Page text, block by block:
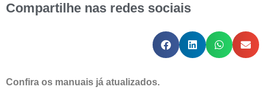
Compartilhe nas redes sociais
Confira os manuais já atualizados.